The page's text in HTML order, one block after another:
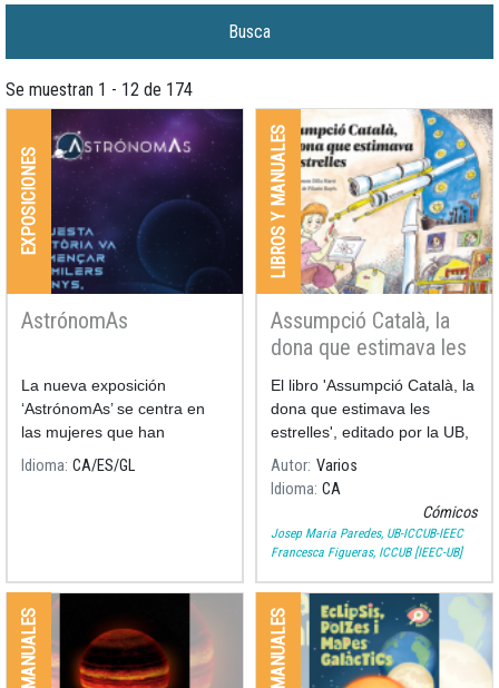
Se muestran 1 - 12 de 174
EXPOSICIONES
AstrónomAs
La nueva exposición
‘AstrónomAs’ se centra en
las mujeres que han
dedicado sus noches y sus
Idioma CA ES GL
LIBROS Y MANUALES
Assumpció Català, la
dona que estimava les
estrelles
El libro 'Assumpció Català, la
dona que estimava les
estrelles', editado por la UB,
escrito por Ramon Dilla (UB)
e ilustrado por Pilarín Bayés,
recoge los momentos más
significativos de la vida y l
Autor Varios
Idioma CA
Cómicos
Josep Maria Paredes, UB-ICCUB-IEEC
Francesca Figueras, ICCUB [IEEC-UB]